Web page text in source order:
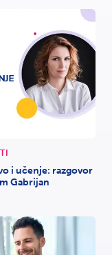
i učenje: razgovor
Gabrijan